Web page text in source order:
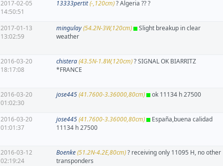
2017-02-05
14:50:51
13333pertit(-,120cm)? Algeria ?? ?
2017-01-13
13:02:59
mingulay(54.2N-3W,120cm)
Slight breakup in clear
weather
2016-03-20
18:17:08
chistera(43.5N-1.8W,120cm)? SIGNAL OK BIARRITZ
*FRANCE
2016-03-20
01:02:30
jose445(41.7600-3.36000,80cm) ok 11134 h 27500
2016-03-20
01:01:37
jose445(41.7600-3.36000,80cm)
España,buena calidad
11134 h 27500
2016-03-12
02:19:24
Boenke(51.2N-4.2E,80cm)? receiving only 11095 H, no other
transponders